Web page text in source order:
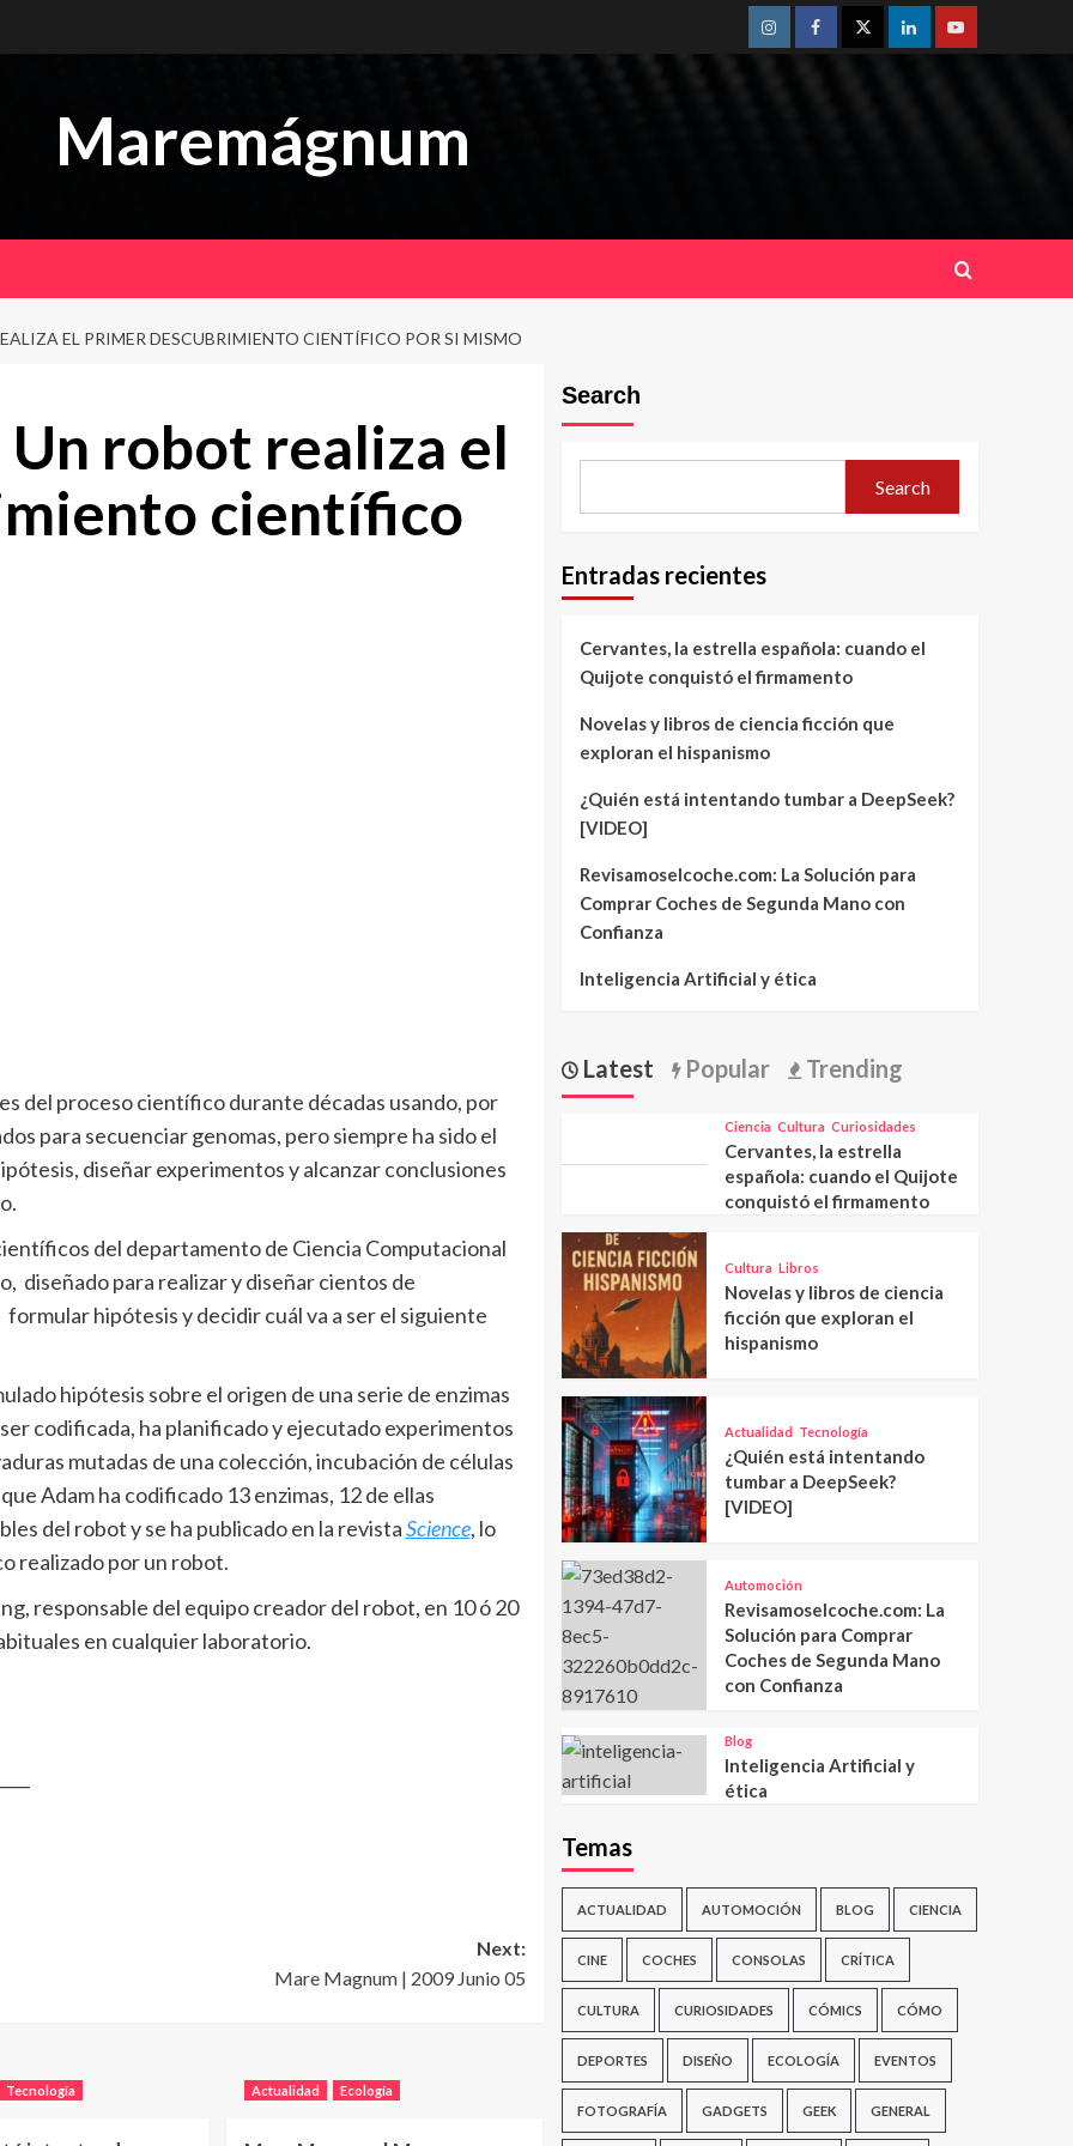
InstagramFacebookTwitterLinkedinYoutube
Maremágnum
EL PRIMER DESCUBRIMIENTO CIENTÍFICO POR SI MISMO
robot realiza el
científico
del proceso científico durante décadas usando, por
para secuenciar genomas, pero siempre ha sido el
diseñar experimentos y alcanzar conclusiones
del departamento de Ciencia Computacional
diseñado para realizar y diseñar cientos de
hipótesis y decidir cuál va a ser el siguiente
hipótesis sobre el origen de una serie de enzimas
codificada, ha planificado y ejecutado experimentos
mutadas de una colección, incubación de células
Adam ha codificado 13 enzimas, 12 de ellas
del robot y se ha publicado en la revistaScience, lo
realizado por un robot.
responsable del equipo creador del robot, en 10 ó 20
en cualquier laboratorio.
Next:
Mare Magnum | 2009 Junio 05
Tecnología Actualidad Ecología
Search
Search
Entradas recientes
Cervantes, la estrella española: cuando el
Quijote conquistó el firmamento
Novelas y libros de ciencia ficción que
exploran el hispanismo
¿Quién está intentando tumbar a DeepSeek?
[VIDEO]
Revisamoselcoche.com: La Solución para
Comprar Coches de Segunda Mano con
Confianza
Inteligencia Artificial y ética
Latest Popular Trending
Ciencia Cultura Curiosidades
Cervantes, la estrella
española: cuando el Quijote
conquistó el firmamento
Cultura Libros
Novelas y libros de ciencia
ficción que exploran el
hispanismo
Actualidad Tecnología
¿Quién está intentando
tumbar a DeepSeek?
[VIDEO]
Automoción
Revisamoselcoche.com: La
Solución para Comprar
Coches de Segunda Mano
con Confianza
Blog
Inteligencia Artificial y
ética
Temas
ACTUALIDAD AUTOMOCIÓN BLOG CIENCIA
CINE COCHES CONSOLAS CRÍTICA
CULTURA CURIOSIDADES CÓMICS CÓMO
DEPORTES DISEÑO ECOLOGÍA EVENTOS
FOTOGRAFÍA GADGETS GEEK GENERAL